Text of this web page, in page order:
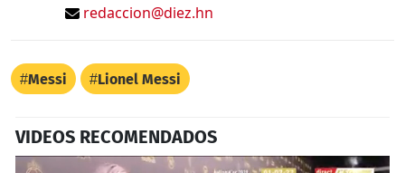
redaccion@diez.hn
Messi Lionel Messi
VIDEOS RECOMENDADOS